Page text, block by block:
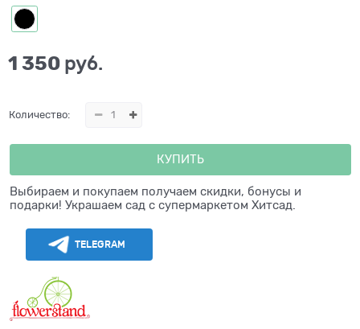
1 350 руб.
Количество:
КУПИТЬ
Выбираем и покупаем получаем скидки, бонусы и
подарки! Украшаем сад с супермаркетом Хитсад.
TELEGRAM